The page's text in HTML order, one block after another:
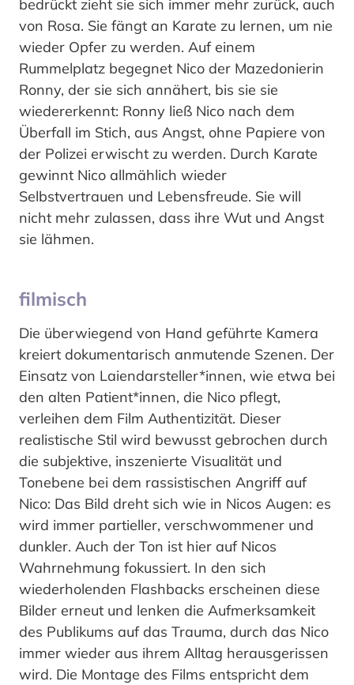
bedrückt zieht sie sich immer mehr zurück, auch
von Rosa. Sie fängt an Karate zu lernen, um nie
wieder Opfer zu werden. Auf einem
Rummelplatz begegnet Nico der Mazedonierin
Ronny, der sie sich annähert, bis sie sie
wiedererkennt: Ronny ließ Nico nach dem
Überfall im Stich, aus Angst, ohne Papiere von
der Polizei erwischt zu werden. Durch Karate
gewinnt Nico allmählich wieder
Selbstvertrauen und Lebensfreude. Sie will
nicht mehr zulassen, dass ihre Wut und Angst
sie lähmen.
filmisch
Die überwiegend von Hand geführte Kamera
kreiert dokumentarisch anmutende Szenen. Der
Einsatz von Laiendarsteller*innen, wie etwa bei
den alten Patient*innen, die Nico pflegt,
verleihen dem Film Authentizität. Dieser
realistische Stil wird bewusst gebrochen durch
die subjektive, inszenierte Visualität und
Tonebene bei dem rassistischen Angriff auf
Nico: Das Bild dreht sich wie in Nicos Augen: es
wird immer partieller, verschwommener und
dunkler. Auch der Ton ist hier auf Nicos
Wahrnehmung fokussiert. In den sich
wiederholenden Flashbacks erscheinen diese
Bilder erneut und lenken die Aufmerksamkeit
des Publikums auf das Trauma, durch das Nico
immer wieder aus ihrem Alltag herausgerissen
wird. Die Montage des Films entspricht dem